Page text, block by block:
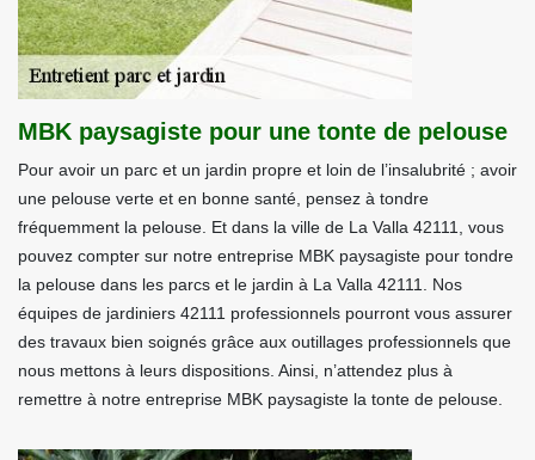
MBK paysagiste pour une tonte de pelouse
Pour avoir un parc et un jardin propre et loin de l’insalubrité ; avoir
une pelouse verte et en bonne santé, pensez à tondre
fréquemment la pelouse. Et dans la ville de La Valla 42111, vous
pouvez compter sur notre entreprise MBK paysagiste pour tondre
la pelouse dans les parcs et le jardin à La Valla 42111. Nos
équipes de jardiniers 42111 professionnels pourront vous assurer
des travaux bien soignés grâce aux outillages professionnels que
nous mettons à leurs dispositions. Ainsi, n’attendez plus à
remettre à notre entreprise MBK paysagiste la tonte de pelouse.